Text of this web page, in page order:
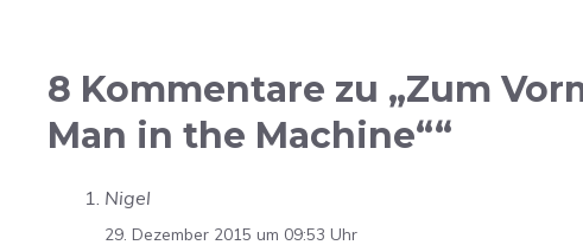
8 Kommentare zu „Zum
Man in the Machine““
Nigel
29. Dezember 2015 um 09:53 Uhr